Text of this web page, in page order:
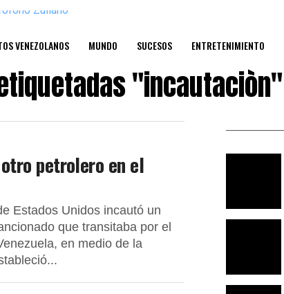
VENEZOLANOS MUNDO SUCESOS ENTRETENIMIENTO
"incautaciòn"
otro petrolero en el
Estados Unidos incautó un
que transitaba por el
en medio de la